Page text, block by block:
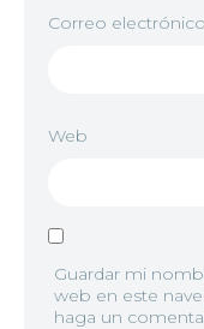
Correo electrónico
Web
Guardar mi
web en este
haga un